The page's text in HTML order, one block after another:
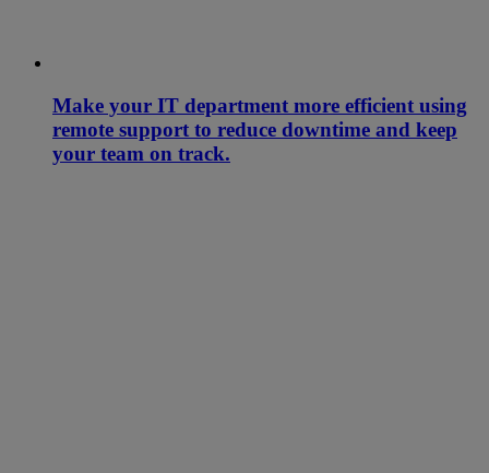
Make your IT department more efficient using
remote support to reduce downtime and keep
your team on track.